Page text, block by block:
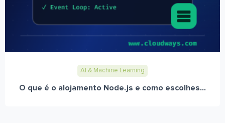
AI & Machine Learning
O que é o alojamento Node.js e como escolhes...